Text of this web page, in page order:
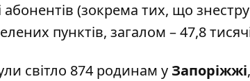
абонентів (зокрема тих, що
пунктів, загалом – 47,8
світло 874 родинам у Запоріжжі